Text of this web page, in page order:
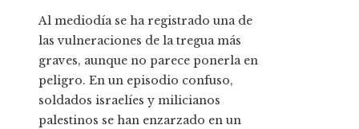
Al mediodía se ha registrado una de
las vulneraciones de la tregua más
graves, aunque no parece ponerla en
peligro. En un episodio confuso,
soldados israelíes y milicianos
palestinos se han enzarzado en un